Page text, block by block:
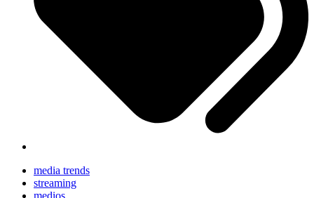
media trends
streaming
medios